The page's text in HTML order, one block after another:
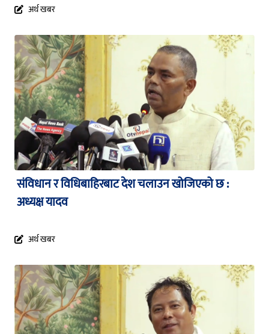
अर्थ खबर
संविधान र विधिबाहिरबाट देश चलाउन खोजिएको छ :
अध्यक्ष यादव
अर्थ खबर